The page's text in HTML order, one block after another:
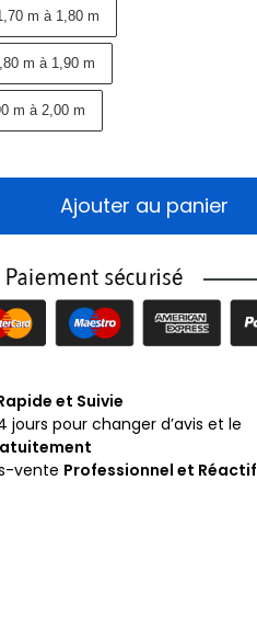
m à 1,80 m
m à 1,90 m
m à 2,00 m
Ajouter au panier
et Suivie
jours pour changer d’avis et le
vente Professionnel et Réactif